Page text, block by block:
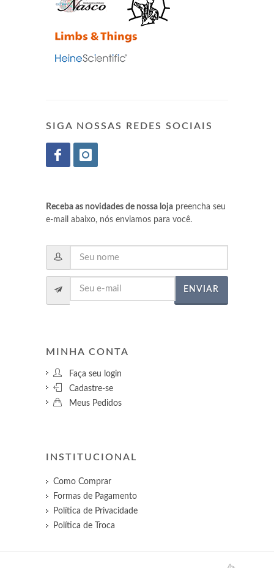
SIGA NOSSAS REDES SOCIAIS
Receba as novidades de nossa lojapreencha seu
e-mail abaixo, nós enviamos para você.
ENVIAR
MINHA CONTA
Faça seu login
Cadastre-se
Meus Pedidos
INSTITUCIONAL
Como Comprar
Formas de Pagamento
Política de Privacidade
Política de Troca